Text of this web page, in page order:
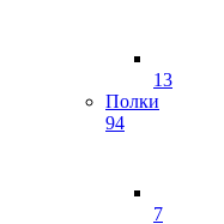
13
Полки
94
7